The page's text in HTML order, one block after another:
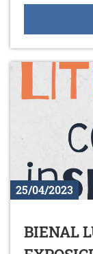
25/04/2023
BIENAL